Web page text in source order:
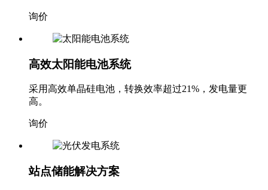
询价
高效太阳能电池系统
采用高效单晶硅电池，转换效率超过21%，发电量更
高。
询价
站点储能解决方案